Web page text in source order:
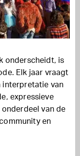
onderscheidt, is
Elk jaar vraagt
interpretatie van
expressieve
van de
en